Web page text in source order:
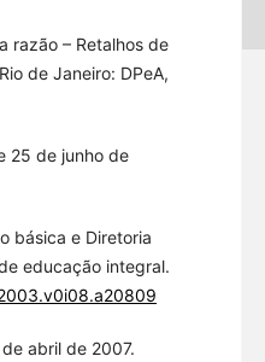
razão – Retalhos de
de Janeiro: DPeA,
25 de junho de
básica e Diretoria
educação integral.
abril de 2007.